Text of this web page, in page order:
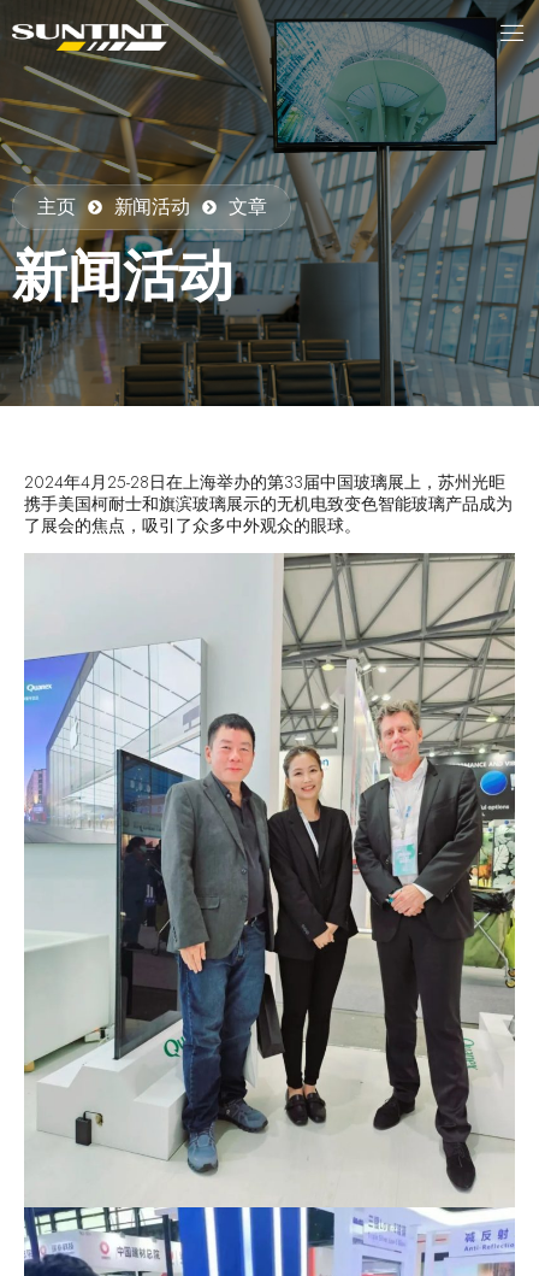
主页 新闻活动 文章
新闻活动
2024年4月25-28日在上海举办的第33届中国玻璃展上，苏州光昛
携手美国柯耐士和旗滨玻璃展示的无机电致变色智能玻璃产品成为
了展会的焦点，吸引了众多中外观众的眼球。